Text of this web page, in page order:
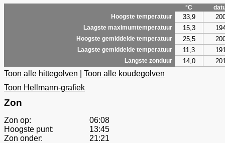
°C
Hoogste temperatuur
33,9
Laagste maximumtemperatuur 15,3
Hoogste gemiddelde temperatuur 25,5
Laagste gemiddelde temperatuur 11,3
Langste zonduur 14,0
Toon alle hittegolven
Toon alle koudegolven
Toon Hellmann-grafiek
Zon
Zon op:
06:08
Hoogste punt:
13:45
Zon onder:
21:21